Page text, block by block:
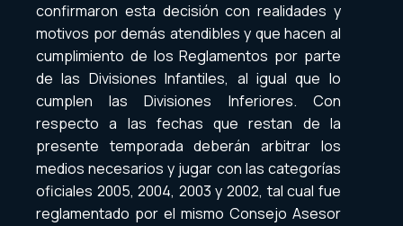
confirmaron esta decisión con realidades y
motivos por demás atendibles y que hacen al
cumplimiento de los Reglamentos por parte
de las Divisiones Infantiles, al igual que lo
cumplen las Divisiones Inferiores. Con
respecto a las fechas que restan de la
presente temporada deberán arbitrar los
medios necesarios y jugar con las categorías
oficiales 2005, 2004, 2003 y 2002, tal cual fue
reglamentado por el mismo Consejo Asesor